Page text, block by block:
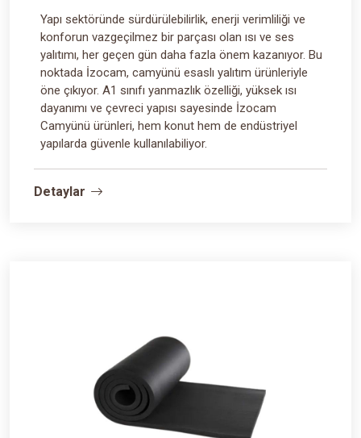
Yapı sektöründe sürdürülebilirlik, enerji verimliliği ve
konforun vazgeçilmez bir parçası olan ısı ve ses
yalıtımı, her geçen gün daha fazla önem kazanıyor. Bu
noktada İzocam, camyünü esaslı yalıtım ürünleriyle
öne çıkıyor. A1 sınıfı yanmazlık özelliği, yüksek ısı
dayanımı ve çevreci yapısı sayesinde İzocam
Camyünü ürünleri, hem konut hem de endüstriyel
yapılarda güvenle kullanılabiliyor.
Detaylar